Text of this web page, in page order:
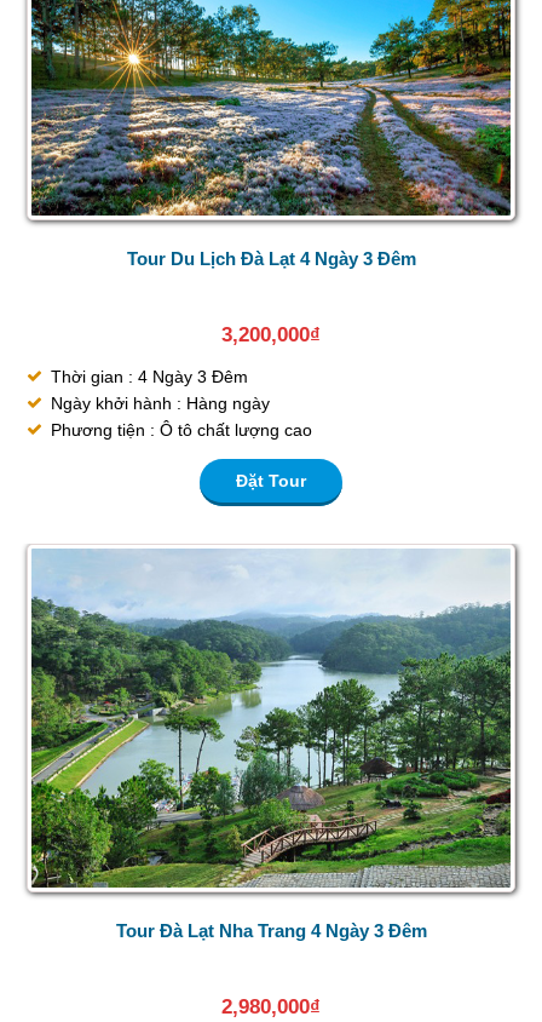
Tour Du Lịch Đà Lạt 4 Ngày 3 Đêm
3,200,000₫
Thời gian : 4 Ngày 3 Đêm
Ngày khởi hành : Hàng ngày
Phương tiện : Ô tô chất lượng cao
Đặt Tour
Tour Đà Lạt Nha Trang 4 Ngày 3 Đêm
2,980,000₫